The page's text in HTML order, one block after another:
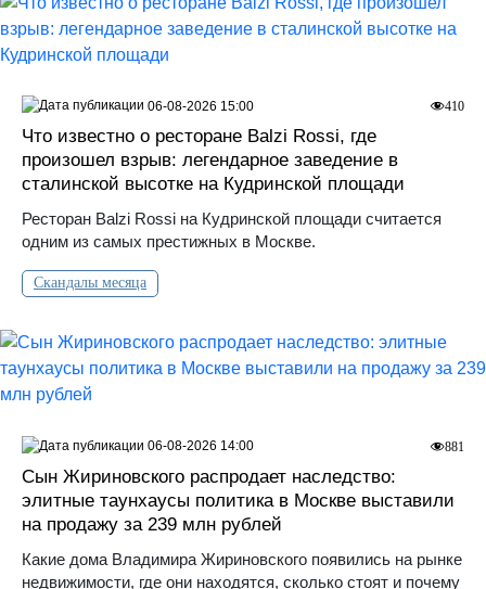
Что известно о ресторане Balzi Rossi, где
произошел взрыв: легендарное заведение в
сталинской высотке на Кудринской площади
Ресторан Balzi Rossi на Кудринской площади считается
одним из самых престижных в Москве.
Скандалы месяца
410
06-08-2026 15:00
Сын Жириновского распродает наследство:
элитные таунхаусы политика в Москве выставили
на продажу за 239 млн рублей
Какие дома Владимира Жириновского появились на рынке
недвижимости, где они находятся, сколько стоят и почему
881
06-08-2026 14:00